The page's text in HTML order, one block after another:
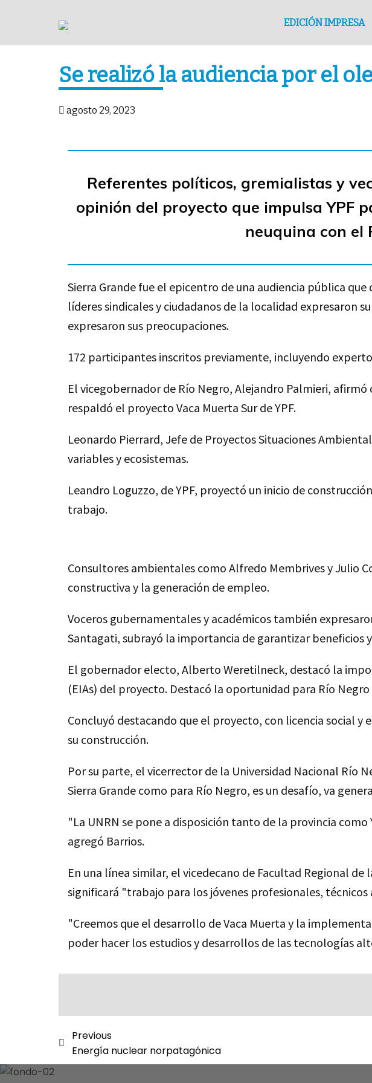
EDICIÓN IMPRESA
Se realizó la audiencia por el
agosto 29, 2023
Referentes políticos, gremialistas y
opinión del proyecto que impulsa YPF
neuquina con el
Sierra Grande fue el epicentro de una audiencia pública
líderes sindicales y ciudadanos de la localidad expresaron
expresaron sus preocupaciones.
172 participantes inscritos previamente, incluyendo
El vicegobernador de Río Negro, Alejandro Palmieri,
respaldó el proyecto Vaca Muerta Sur de YPF.
Leonardo Pierrard, Jefe de Proyectos Situaciones
variables y ecosistemas.
Leandro Loguzzo, de YPF, proyectó un inicio de
trabajo.
Consultores ambientales como Alfredo Membrives y Julio
constructiva y la generación de empleo.
Voceros gubernamentales y académicos también
Santagati, subrayó la importancia de garantizar beneficios
El gobernador electo, Alberto Weretilneck, destacó la
(EIAs) del proyecto. Destacó la oportunidad para Río
Concluyó destacando que el proyecto, con licencia social
su construcción.
Por su parte, el vicerrector de la Universidad Nacional Río
Sierra Grande como para Río Negro, es un desafío, va
"La UNRN se pone a disposición tanto de la provincia
agregó Barrios.
En una línea similar, el vicedecano de Facultad Regional
significará "trabajo para los jóvenes profesionales,
"Creemos que el desarrollo de Vaca Muerta y la
poder hacer los estudios y desarrollos de las tecnologías
Previous
Energía nuclear norpatagónica